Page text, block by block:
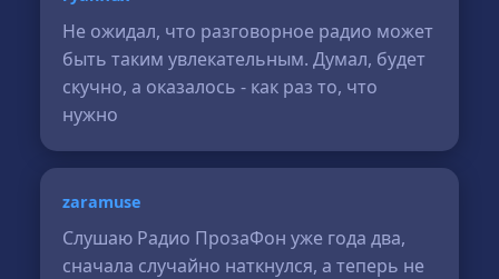
Не ожидал, что разговорное радио может
быть таким увлекательным. Думал, будет
скучно, а оказалось - как раз то, что
нужно
zaramuse
Слушаю Радио ПрозаФон уже года два,
сначала случайно наткнулся, а теперь не